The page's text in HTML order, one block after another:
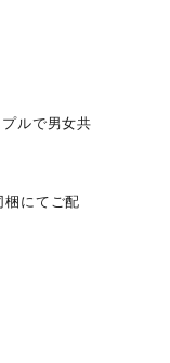
ルで男女共
梱にてご配